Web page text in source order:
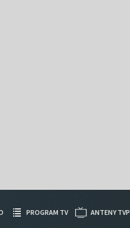
PROGRAM TV ANTENY TVP